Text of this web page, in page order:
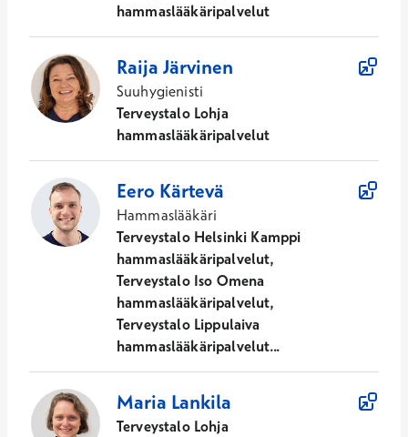
hammaslääkäripalvelut
Raija Järvinen
Suuhygienisti
Terveystalo Lohja
hammaslääkäripalvelut
Eero Kärtevä
Hammaslääkäri
Terveystalo Helsinki Kamppi
hammaslääkäripalvelut,
Terveystalo Iso Omena
hammaslääkäripalvelut,
Terveystalo Lippulaiva
hammaslääkäripalvelut...
Maria Lankila
Terveystalo Lohja